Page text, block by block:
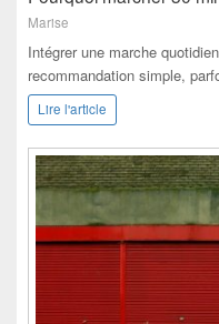
Marise
Intégrer une marche
recommandation simple,
Lire l'article